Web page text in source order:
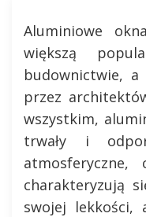
Aluminiowe
większą
budownictwie,
przez
wszystkim,
trwały i
charakteryzują
swojej lekkości,